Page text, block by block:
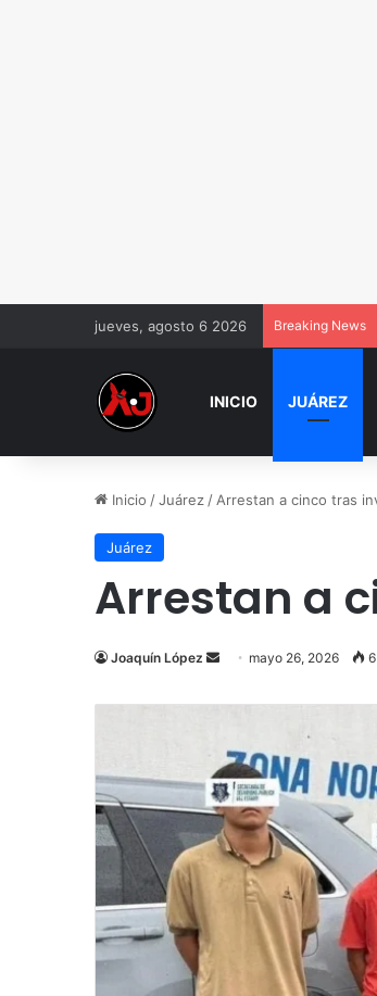
jueves, agosto 6 2026 Breaking News
INICIO JUÁREZ
Inicio /Juárez / Arrestan a cinco tras
Juárez
Arrestan a
Joaquín López
Send
email
mayo 26, 2026 6